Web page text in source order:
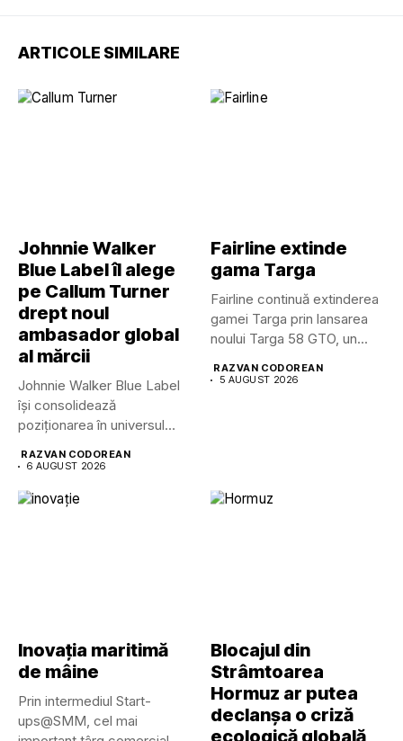
ARTICOLE SIMILARE
Johnnie Walker
Blue Label îl alege
pe Callum Turner
drept noul
ambasador global
al mărcii
Johnnie Walker Blue Label
își consolidează
poziționarea în universul
RAZVAN CODOREAN
6 AUGUST 2026
Fairline extinde
gama Targa
Fairline continuă extinderea
gamei Targa prin lansarea
noului Targa 58 GTO, un...
RAZVAN CODOREAN
5 AUGUST 2026
Inovația maritimă
de mâine
Prin intermediul Start-
ups@SMM, cel mai
Blocajul din
Strâmtoarea
Hormuz ar putea
declanșa o criză
ecologică globală